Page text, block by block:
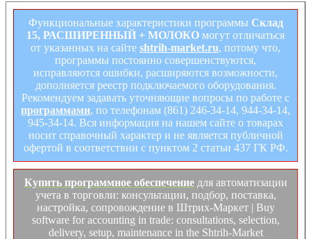
Функциональные характеристики программы Склад
15, РАСШИРЕННЫЙ + МОЛОКО могут отличаться
от указанных на сайте shtrih-market.ru, потому что,
программы постоянно совершенствуются,
исправляются ошибки, расширяются возможности,
дополняется реестр подключаемого оборудования.
Рекомендуем задавать уточняющие вопросы по работе с
программами, по телефонам (861) 246-34-14, 944-34-14,
945-34-14. Вся информация на нашем сайте о товарах
носит справочный характер и не является публичной
офертой в соответствии с пунктом 2 статьи 437 ГК РФ.
Купить программное обеспечениедля автоматизации
учета в торговли: консультации, подбор, поставка,
настройка, сопровождение в Штрих-Маркет | Buy
software for accounting in trade: consultations, selection,
delivery, setup, maintenance in the Shtrih-Market